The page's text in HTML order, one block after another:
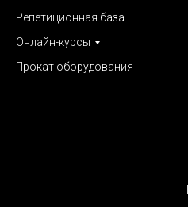
Репетиционная база
Онлайн-курсы
Прокат оборудования